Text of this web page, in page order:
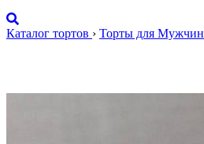
Каталог тортов › Торты для Мужчин